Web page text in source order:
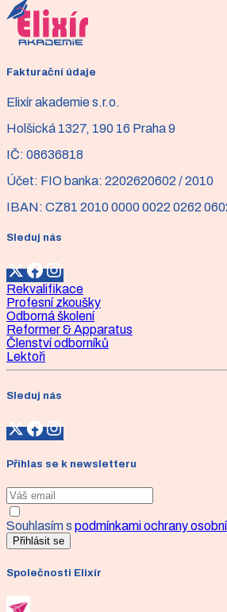
a pečovatele, ale i pro ty, kteří se
blíže seznámit nebo se naučit
Více informací
Fakturační údaje
Elixír akademie s.r.o.
Holšická 1327, 190 16 Praha 9
IČ: 08636818
Účet: FIO banka: 2202620602 / 2010
IBAN: CZ81 2010 0000 0022 0262
Sleduj nás
Rekvalifikace
Profesní zkoušky
Odborná školení
Reformer & Apparatus
Členství odborníků
Lektoři
Sleduj nás
Přihlas se k newsletteru
Souhlasím s podmínkami ochrany
Přihlásit se
Společnosti Elixír